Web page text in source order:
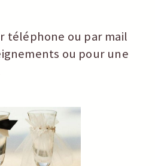
téléphone ou par mail
ou pour une